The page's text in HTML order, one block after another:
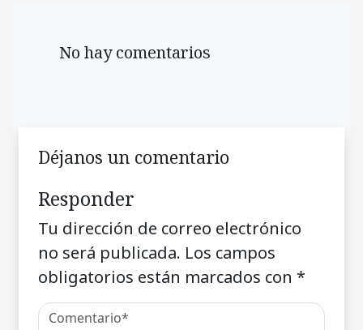
No hay comentarios
Déjanos un comentario
Responder
Tu dirección de correo electrónico
no será publicada. Los campos
obligatorios están marcados con *